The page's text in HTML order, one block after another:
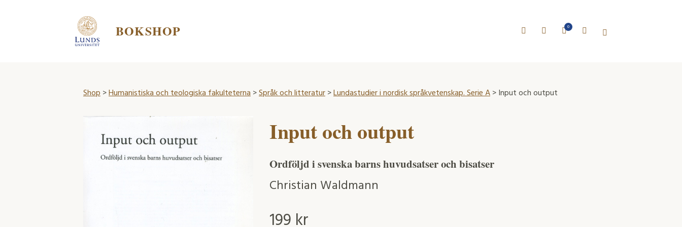
BOKSHOP 0
Shop>Humanistiska och teologiska fakulteterna>Språk och litteratur>Lundastudier i nordisk språkvetenskap. Serie A> Input och output
Input och output
Ordföljd i svenska barns huvudsatser och bisatser
Christian Waldmann
199 kr